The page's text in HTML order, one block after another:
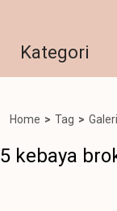
Kategori
Home > Tag > Galeri
5 kebaya